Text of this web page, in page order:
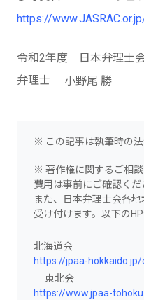
https://
令和2年度 日本弁理士
弁理士
小野尾 勝
※ この記事は執筆時の法
※ 著作権に関するご相
費用は事前にご確認くだ
また、日本弁理士会各
受け付けます。以下の
北海道会
https://jpaa-
東北会
https://www.jpaa-